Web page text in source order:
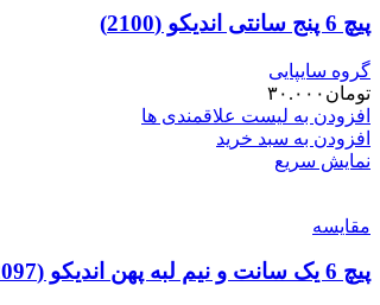
پیچ 6 پنج سانتی اندیکو (2100)
گروه سایپایی
تومان ۳۰.۰۰۰
افزودن به لیست علاقمندی ها
افزودن به سبد خرید
نمایش سریع
مقایسه
پیچ 6 یک سانت و نیم لبه پهن اندیکو (2097)